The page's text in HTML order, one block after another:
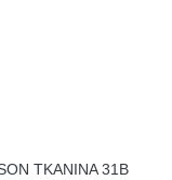
TKANINA 31B